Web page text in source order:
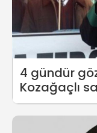
4 gündür
Kozağaçlı